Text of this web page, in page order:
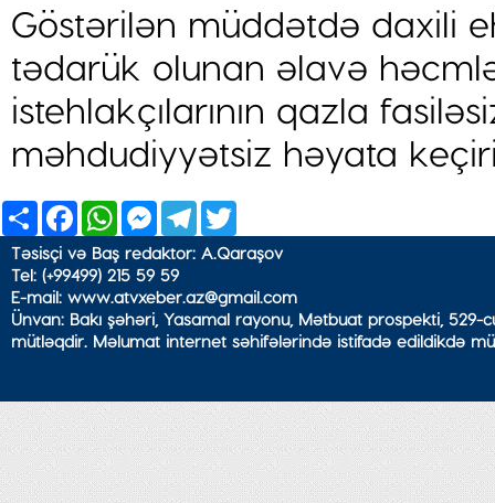
Göstərilən müddətdə daxili
tədarük olunan əlavə
istehlakçılarının qazla
məhdudiyyətsiz həyata
ShareFacebookWhatsApp
Messenger
Telegram
Təsisçi və Baş redaktor: A.Qaraşov
Tel: (+99499) 215 59 59
E-mail: www.atvxeber.az@gmail.com
Ünvan: Bakı şəhəri, Yasamal rayonu, Mətbuat prospekti,
mütləqdir. Məlumat internet səhifələrində istifadə edildikdə